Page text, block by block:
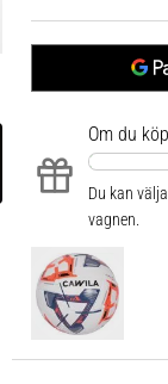
Om du
Du kan
vagnen.